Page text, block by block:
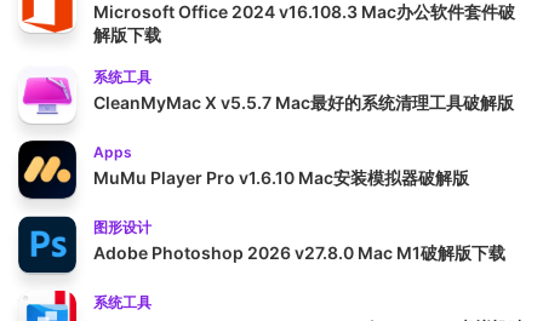
Microsoft Office 2024 v16.108.3 Mac办公软件套件破
解版下载
系统工具
CleanMyMac X v5.5.7 Mac最好的系统清理工具破解版
Apps
MuMu Player Pro v1.6.10 Mac安装模拟器破解版
图形设计
Adobe Photoshop 2026 v27.8.0 Mac M1破解版下载
系统工具